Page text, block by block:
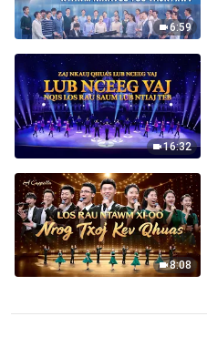
6:59
16:32
8:08